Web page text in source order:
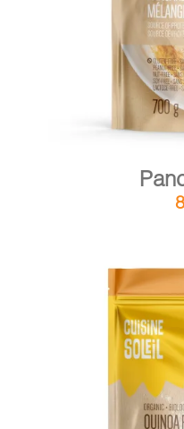
ADD TO